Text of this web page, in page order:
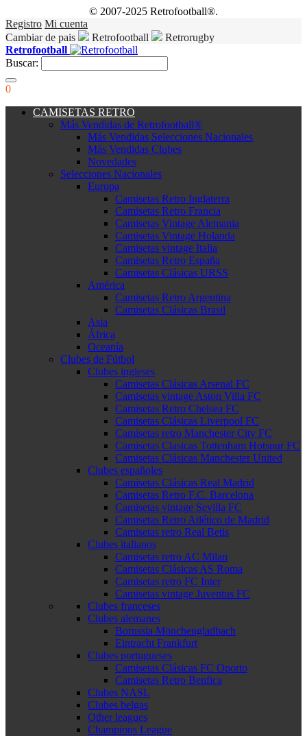
© 2007-2025 Retrofootball®.
Registro Mi cuenta
Cambiar de pais
Retrofootball
Retrorugby
Retrofootball
Buscar:
0
CAMISETAS RETRO
Más Vendidas de Retrofootball®
Más Vendidas Selecciones Nacionales
Más Vendidas Clubes
Novedades
Selecciones Nacionales
Europa
Camisetas Retro Inglaterra
Camisetas Retro Francia
Camisetas Vintage Alemania
Camisetas Vintage Holanda
Camisetas vintage Italia
Camisetas Retro España
Camisetas Clásicas URSS
América
Camisetas Retro Argentina
Camisetas Clásicas Brasil
Asia
África
Oceanía
Clubes de Fútbol
Clubes ingleses
Camisetas Clásicas Arsenal FC
Camisetas vintage Aston Villa FC
Camisetas Retro Chelsea FC
Camisetas Clásicas Liverpool FC
Camisetas retro Manchester City FC
Camisetas Clasicas Tottenham Hotspur FC
Camisetas Clásicas Manchester United
Clubes españoles
Camisetas Clásicas Real Madrid
Camisetas Retro F.C. Barcelona
Camisetas vintage Sevilla FC
Camisetas Retro Atlético de Madrid
Camisetas retro Real Betis
Clubes italianos
Camisetas retro AC Milan
Camisetas Clásicas AS Roma
Camisetas retro FC Inter
Camisetas vintage Juventus FC
Clubes franceses
Clubes alemanes
Borussia Mönchengladbach
Eintracht Frankfurt
Clubes portugueses
Camisetas Clásicas FC Oporto
Camisetas Retro Benfica
Clubes NASL
Clubes belgas
Other leagues
Champions League